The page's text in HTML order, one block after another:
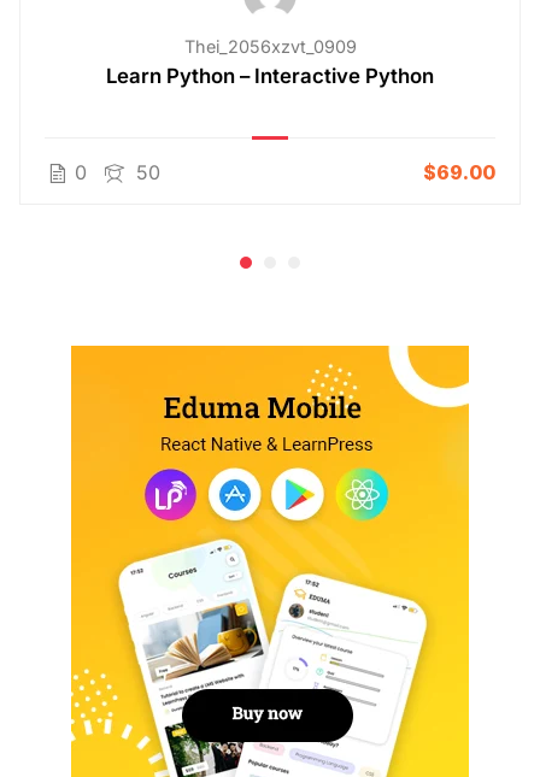
Thei_2056xzvt_0909
Learn Python – Interactive Python
0 50 $69.00